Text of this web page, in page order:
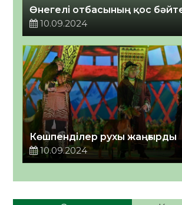
Өнегелі отбасының қос
10.09.2024
Көшпенділер рухы жаңғырды
10.09.2024